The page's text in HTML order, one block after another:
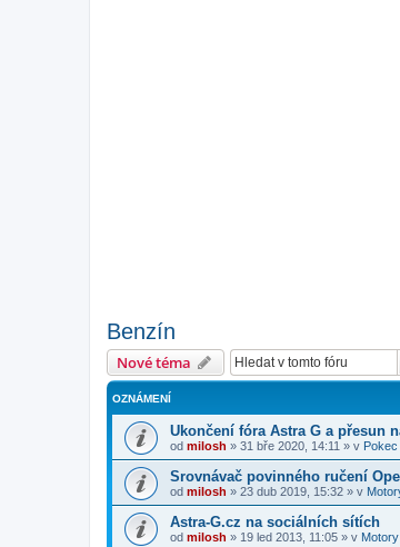
Benzín
Nové téma
OZNÁMENÍ
Ukončení fóra Astra G a přesun
od milosh » 31 bře 2020, 14:11 » v Pokec
Srovnávač povinného ručení
od milosh » 23 dub 2019, 15:32 » v
Astra-G.cz na sociálních sítích
od milosh » 19 led 2013, 11:05 » v Motory